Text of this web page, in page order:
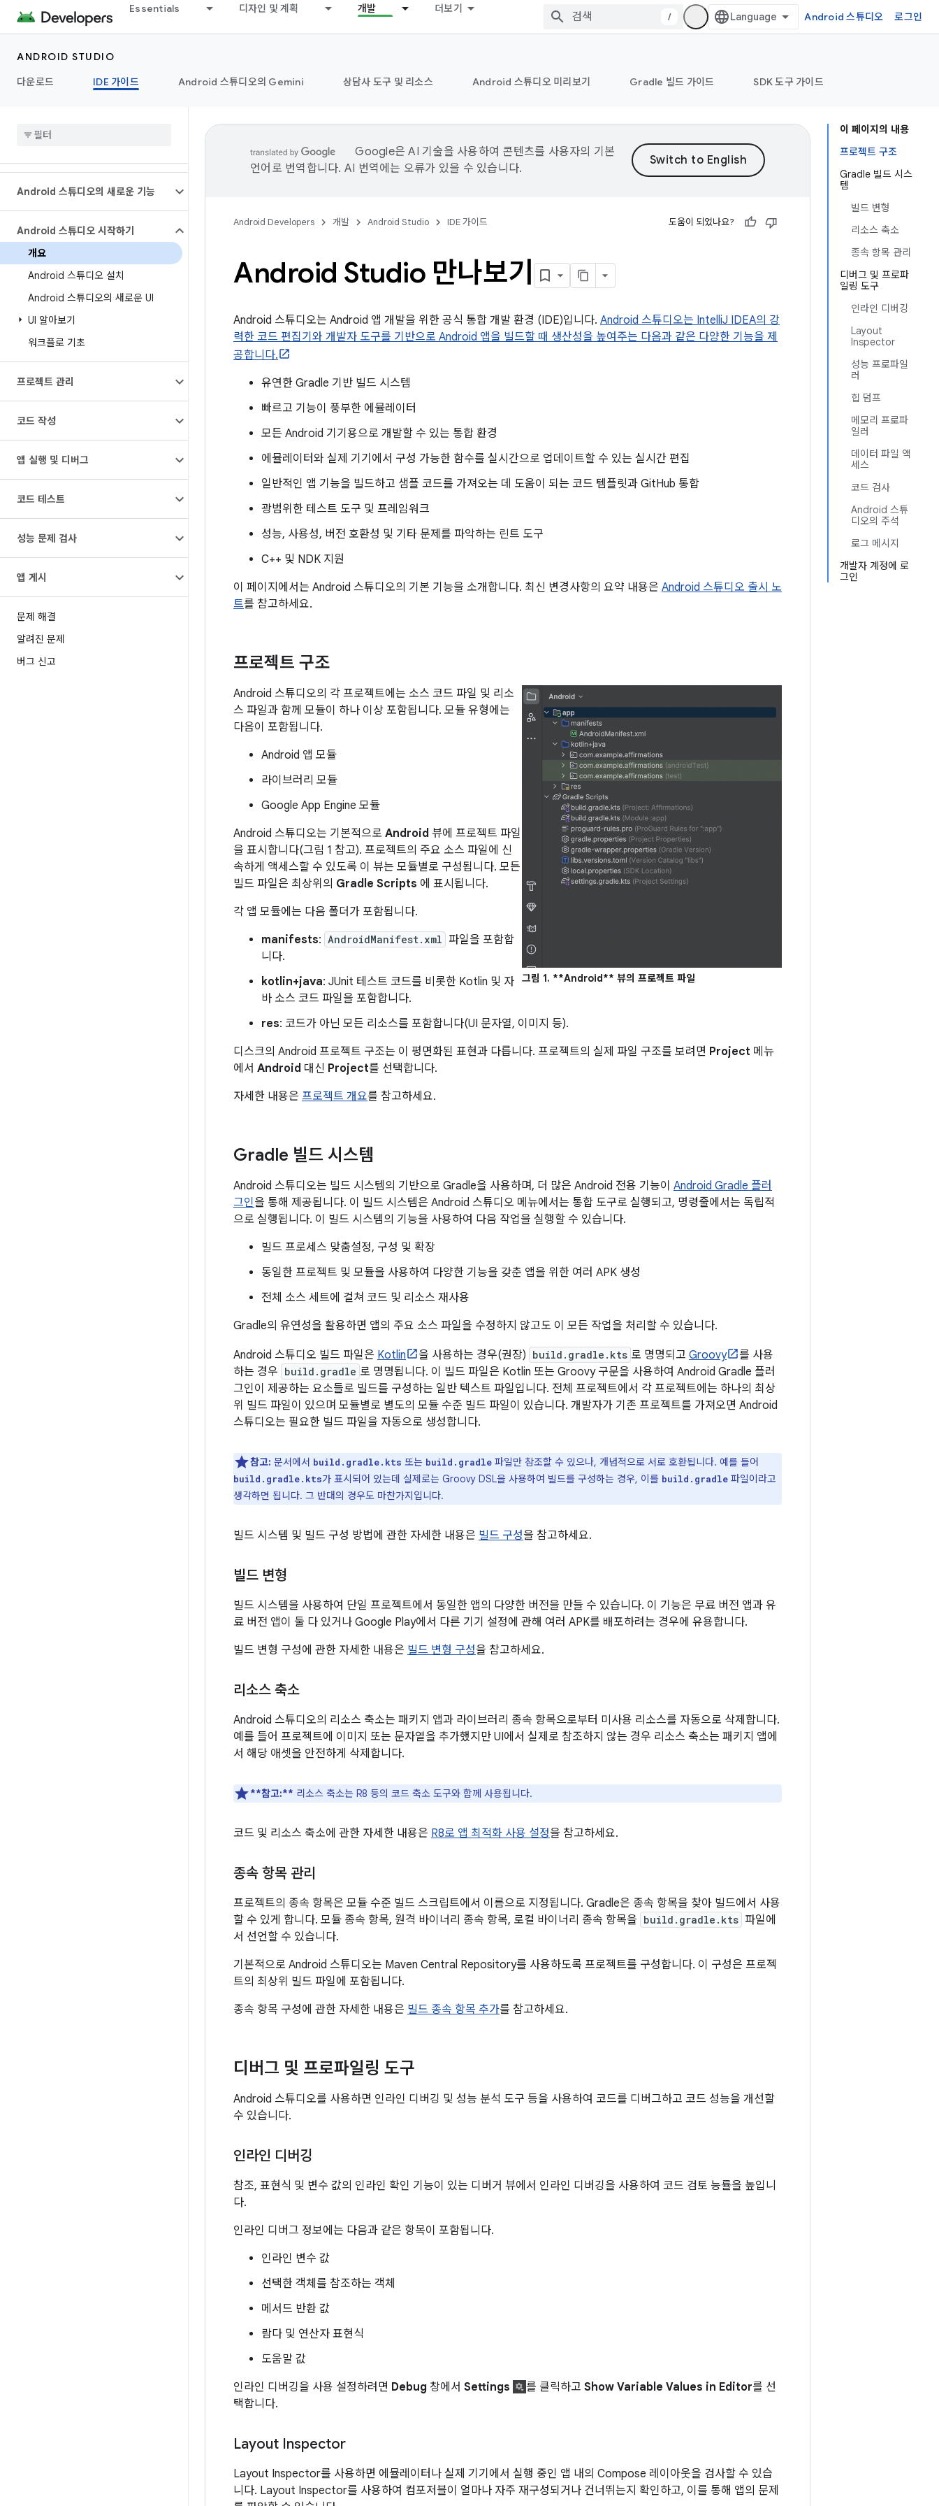
Essentials 디자인 및 계획 개발 더보기
/ Android 스튜디오 로그인
ANDROID STUDIO
다운로드
IDE 가이드 Android 스튜디오의 Gemini 상담사 도구 및 리소스 Android 스튜디오 미리보기 Gradle 빌드 가이드 SDK 도구 가이드
Android 스튜디오의 새로운 기능
Android 스튜디오 시작하기
개요
Android 스튜디오 설치
Android 스튜디오의 새로운 UI
UI 알아보기
워크플로 기초
프로젝트 관리
코드 작성
앱 실행 및 디버그
코드 테스트
성능 문제 검사
앱 게시
문제 해결
알려진 문제
버그 신고
이 페이지의 내용
프로젝트 구조
Gradle 빌드 시스
템
빌드 변형
리소스 축소
종속 항목 관리
디버그 및 프로파
일링 도구
인라인 디버깅
Layout
Inspector
성능 프로파일
러
힙 덤프
메모리 프로파
일러
데이터 파일 액
세스
코드 검사
Android 스튜
디오의 주석
로그 메시지
개발자 계정에 로
그인
Google은 AI 기술을 사용하여 콘텐츠를 사용자의 기본
언어로 번역합니다. AI 번역에는 오류가 있을 수 있습니다.
Android Developers 개발 Android Studio IDE 가이드 도움이 되었나요?
Android Studio 만나보기
Android 스튜디오는 Android 앱 개발을 위한 공식 통합 개발 환경 (IDE)입니다. Android 스튜디오는 IntelliJ IDEA의 강
력한 코드 편집기와 개발자 도구를 기반으로 Android 앱을 빌드할 때 생산성을 높여주는 다음과 같은 다양한 기능을 제
공합니다.
유연한 Gradle 기반 빌드 시스템
빠르고 기능이 풍부한 에뮬레이터
모든 Android 기기용으로 개발할 수 있는 통합 환경
에뮬레이터와 실제 기기에서 구성 가능한 함수를 실시간으로 업데이트할 수 있는 실시간 편집
일반적인 앱 기능을 빌드하고 샘플 코드를 가져오는 데 도움이 되는 코드 템플릿과 GitHub 통합
광범위한 테스트 도구 및 프레임워크
성능, 사용성, 버전 호환성 및 기타 문제를 파악하는 린트 도구
C++ 및 NDK 지원
이 페이지에서는 Android 스튜디오의 기본 기능을 소개합니다. 최신 변경사항의 요약 내용은 Android 스튜디오 출시 노
트를 참고하세요.
프로젝트 구조
그림 1. **Android** 뷰의 프로젝트 파일
Android 스튜디오의 각 프로젝트에는 소스 코드 파일 및 리소
스 파일과 함께 모듈이 하나 이상 포함됩니다. 모듈 유형에는
다음이 포함됩니다.
Android 앱 모듈
라이브러리 모듈
Google App Engine 모듈
Android 스튜디오는 기본적으로 Android 뷰에 프로젝트 파일
을 표시합니다(그림 1 참고). 프로젝트의 주요 소스 파일에 신
속하게 액세스할 수 있도록 이 뷰는 모듈별로 구성됩니다. 모든
빌드 파일은 최상위의 Gradle Scripts 에 표시됩니다.
각 앱 모듈에는 다음 폴더가 포함됩니다.
manifests: AndroidManifest.xml 파일을 포함합
니다.
kotlin+java: JUnit 테스트 코드를 비롯한 Kotlin 및 자
바 소스 코드 파일을 포함합니다.
res: 코드가 아닌 모든 리소스를 포함합니다(UI 문자열, 이미지 등).
디스크의 Android 프로젝트 구조는 이 평면화된 표현과 다릅니다. 프로젝트의 실제 파일 구조를 보려면 Project 메뉴
에서 Android 대신 Project를 선택합니다.
자세한 내용은 프로젝트 개요를 참고하세요.
Gradle 빌드 시스템
Android 스튜디오는 빌드 시스템의 기반으로 Gradle을 사용하며, 더 많은 Android 전용 기능이 Android Gradle 플러
그인을 통해 제공됩니다. 이 빌드 시스템은 Android 스튜디오 메뉴에서는 통합 도구로 실행되고, 명령줄에서는 독립적
으로 실행됩니다. 이 빌드 시스템의 기능을 사용하여 다음 작업을 실행할 수 있습니다.
빌드 프로세스 맞춤설정, 구성 및 확장
동일한 프로젝트 및 모듈을 사용하여 다양한 기능을 갖춘 앱을 위한 여러 APK 생성
전체 소스 세트에 걸쳐 코드 및 리소스 재사용
Gradle의 유연성을 활용하면 앱의 주요 소스 파일을 수정하지 않고도 이 모든 작업을 처리할 수 있습니다.
Android 스튜디오 빌드 파일은 Kotlin 을 사용하는 경우(권장) build.gradle.kts 로 명명되고 Groovy
를 사용
하는 경우 build.gradle 로 명명됩니다. 이 빌드 파일은 Kotlin 또는 Groovy 구문을 사용하여 Android Gradle 플러
그인이 제공하는 요소들로 빌드를 구성하는 일반 텍스트 파일입니다. 전체 프로젝트에서 각 프로젝트에는 하나의 최상
위 빌드 파일이 있으며 모듈별로 별도의 모듈 수준 빌드 파일이 있습니다. 개발자가 기존 프로젝트를 가져오면 Android
스튜디오는 필요한 빌드 파일을 자동으로 생성합니다.
참고: 문서에서 build.gradle.kts 또는 build.gradle 파일만 참조할 수 있으나, 개념적으로 서로 호환됩니다. 예를 들어
build.gradle.kts가 표시되어 있는데 실제로는 Groovy DSL을 사용하여 빌드를 구성하는 경우, 이를 build.gradle 파일이라고
생각하면 됩니다. 그 반대의 경우도 마찬가지입니다.
빌드 시스템 및 빌드 구성 방법에 관한 자세한 내용은 빌드 구성을 참고하세요.
빌드 변형
빌드 시스템을 사용하여 단일 프로젝트에서 동일한 앱의 다양한 버전을 만들 수 있습니다. 이 기능은 무료 버전 앱과 유
료 버전 앱이 둘 다 있거나 Google Play에서 다른 기기 설정에 관해 여러 APK를 배포하려는 경우에 유용합니다.
빌드 변형 구성에 관한 자세한 내용은 빌드 변형 구성을 참고하세요.
리소스 축소
Android 스튜디오의 리소스 축소는 패키지 앱과 라이브러리 종속 항목으로부터 미사용 리소스를 자동으로 삭제합니다.
예를 들어 프로젝트에 이미지 또는 문자열을 추가했지만 UI에서 실제로 참조하지 않는 경우 리소스 축소는 패키지 앱에
서 해당 애셋을 안전하게 삭제합니다.
**참고:** 리소스 축소는 R8 등의 코드 축소 도구와 함께 사용됩니다.
코드 및 리소스 축소에 관한 자세한 내용은 R8로 앱 최적화 사용 설정을 참고하세요.
종속 항목 관리
프로젝트의 종속 항목은 모듈 수준 빌드 스크립트에서 이름으로 지정됩니다. Gradle은 종속 항목을 찾아 빌드에서 사용
할 수 있게 합니다. 모듈 종속 항목, 원격 바이너리 종속 항목, 로컬 바이너리 종속 항목을 build.gradle.kts 파일에
서 선언할 수 있습니다.
기본적으로 Android 스튜디오는 Maven Central Repository를 사용하도록 프로젝트를 구성합니다. 이 구성은 프로젝
트의 최상위 빌드 파일에 포함됩니다.
종속 항목 구성에 관한 자세한 내용은 빌드 종속 항목 추가를 참고하세요.
디버그 및 프로파일링 도구
Android 스튜디오를 사용하면 인라인 디버깅 및 성능 분석 도구 등을 사용하여 코드를 디버그하고 코드 성능을 개선할
수 있습니다.
인라인 디버깅
참조, 표현식 및 변수 값의 인라인 확인 기능이 있는 디버거 뷰에서 인라인 디버깅을 사용하여 코드 검토 능률을 높입니
다.
인라인 디버그 정보에는 다음과 같은 항목이 포함됩니다.
인라인 변수 값
선택한 객체를 참조하는 객체
메서드 반환 값
람다 및 연산자 표현식
도움말 값
인라인 디버깅을 사용 설정하려면 Debug 창에서 Settings 를 클릭하고 Show Variable Values in Editor를 선
택합니다.
Layout Inspector
Layout Inspector를 사용하면 에뮬레이터나 실제 기기에서 실행 중인 앱 내의 Compose 레이아웃을 검사할 수 있습
니다. Layout Inspector를 사용하여 컴포저블이 얼마나 자주 재구성되거나 건너뛰는지 확인하고, 이를 통해 앱의 문제